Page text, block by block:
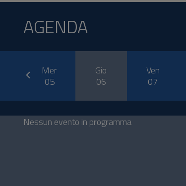
AGENDA
Mer
05
Gio
06
Ven
07
prev
Nessun evento in programma